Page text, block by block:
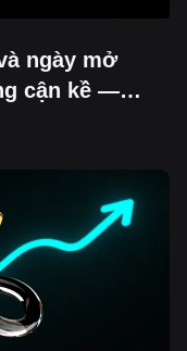
ngày mở
cận kề —